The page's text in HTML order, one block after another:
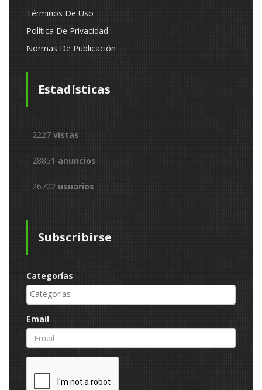
Términos De Uso
Política De Privacidad
Normas De Publicación
Estadísticas
2227 vistas
28851 anuncios
26702 usuarios
Subscribirse
Categorías
Email